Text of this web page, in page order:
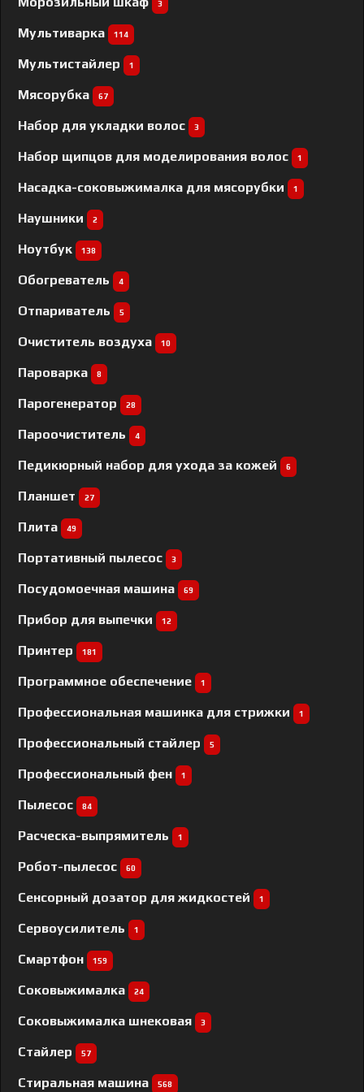
3
Мультиварка 114
Мультистайлер 1
Мясорубка 67
Набор для укладки волос 3
Набор щипцов для моделирования волос 1
Насадка-соковыжималка для мясорубки 1
Наушники 2
Ноутбук 138
Обогреватель 4
Отпариватель 5
Очиститель воздуха 10
Пароварка 8
Парогенератор 28
Пароочиститель 4
Педикюрный набор для ухода за кожей 6
Планшет 27
Плита 49
Портативный пылесос 3
Посудомоечная машина 69
Прибор для выпечки 12
Принтер 181
Программное обеспечение 1
Профессиональная машинка для стрижки 1
Профессиональный cтайлер 5
Профессиональный фен 1
Пылесос 84
Расческа-выпрямитель 1
Робот-пылесос 60
Сенсорный дозатор для жидкостей 1
Сервоусилитель 1
Смартфон 159
Соковыжималка 24
Соковыжималка шнековая 3
Стайлер 57
Стиральная машина 568